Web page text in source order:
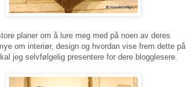
planer om å lure meg med på noen av deres
om interiør, design og hvordan vise frem dette på
jeg selvfølgelig presentere for dere blogglesere.